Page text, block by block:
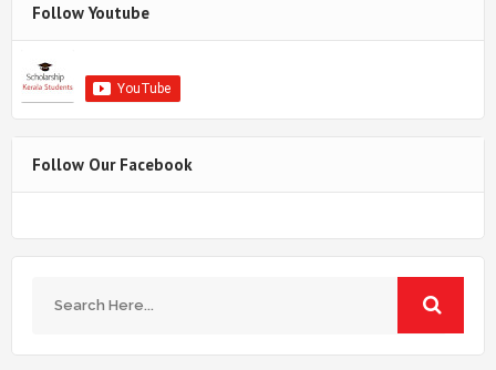
Follow Youtube
Follow Our Facebook